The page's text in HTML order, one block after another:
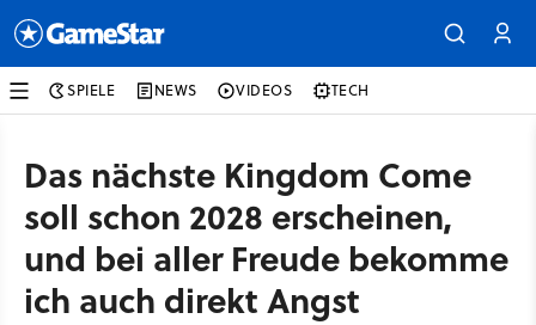
SPIELE NEWS VIDEOS TECH
Das nächste Kingdom Come
soll schon 2028 erscheinen,
und bei aller Freude bekomme
ich auch direkt Angst